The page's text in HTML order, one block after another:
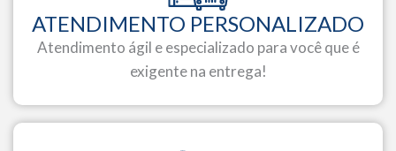
ATENDIMENTO PERSONALIZADO
Atendimento ágil e especializado para você que é
exigente na entrega!